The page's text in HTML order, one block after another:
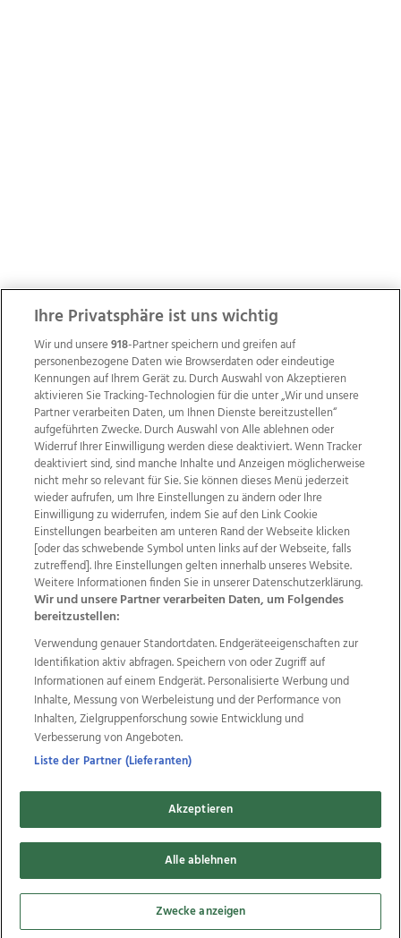
Wir über uns Mediadaten Kontakt
Jobs
Datenschutz
Impressum
AGB Anzeigekunden
AGB Website
Ehrenkodex Politische Werbung
Weitere Angebote des Medienhauses Wimmer
TV1 di-mog-i.at OÖNow
Ischler Woche
Life Radio
OÖNachrichten
OÖN Immobilien
OÖN Karriere
OÖN Reise
Promenaden Galerien
Regionaljobs
wasistlos.at
Copyrights © 2026 Tips Zeitungs GmbH & Co KG
developed by11x11.net
Cookie Einstellungen bearbeiten
Ihre Privatsphäre ist uns wichtig
Wir und unsere918-Partner speichern und greifen auf
personenbezogene Daten wie Browserdaten oder eindeutige
Kennungen auf Ihrem Gerät zu. Durch Auswahl von Akzeptieren
aktivieren Sie Tracking-Technologien für die unter „Wir und unsere
Partner verarbeiten Daten, um Ihnen Dienste bereitzustellen“
aufgeführten Zwecke. Durch Auswahl von Alle ablehnen oder
Widerruf Ihrer Einwilligung werden diese deaktiviert. Wenn Tracker
deaktiviert sind, sind manche Inhalte und Anzeigen möglicherweise
nicht mehr so relevant für Sie. Sie können dieses Menü jederzeit
wieder aufrufen, um Ihre Einstellungen zu ändern oder Ihre
Einwilligung zu widerrufen, indem Sie auf den Link Cookie
Einstellungen bearbeiten am unteren Rand der Webseite klicken
[oder das schwebende Symbol unten links auf der Webseite, falls
zutreffend]. Ihre Einstellungen gelten innerhalb unseres Website.
Weitere Informationen finden Sie in unserer Datenschutzerklärung.
Wir und unsere Partner verarbeiten Daten, um Folgendes
bereitzustellen:
Verwendung genauer Standortdaten. Endgeräteeigenschaften zur
Identifikation aktiv abfragen. Speichern von oder Zugriff auf
Informationen auf einem Endgerät. Personalisierte Werbung und
Inhalte, Messung von Werbeleistung und der Performance von
Inhalten, Zielgruppenforschung sowie Entwicklung und
Verbesserung von Angeboten.
Liste der Partner (Lieferanten)
Akzeptieren
Alle ablehnen
Zwecke anzeigen